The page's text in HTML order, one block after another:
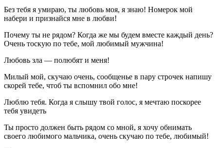
Без тебя я умираю, ты любовь моя, я знаю! Номерок мой
набери и признайся мне в любви!
Почему ты не рядом? Когда же мы будем вместе каждый день?
Очень тоскую по тебе, мой любимый мужчина!
Любовь зла — полюбят и меня!
Милый мой, скучаю очень, сообщенье в пару строчек напишу
скорей тебе, чтоб ты вспомнил обо мне!
Люблю тебя. Когда я слышу твой голос, я мечтаю поскорее
тебя увидеть
Ты просто должен быть рядом со мной, я хочу обнимать
своего любимого мальчика, очень скучаю по тебе, любимый!